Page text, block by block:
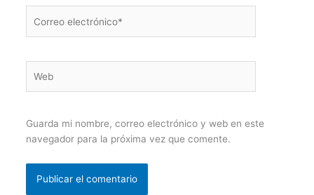
electrónico*
Guarda mi nombre, correo electrónico y web en este
navegador para la próxima vez que comente.